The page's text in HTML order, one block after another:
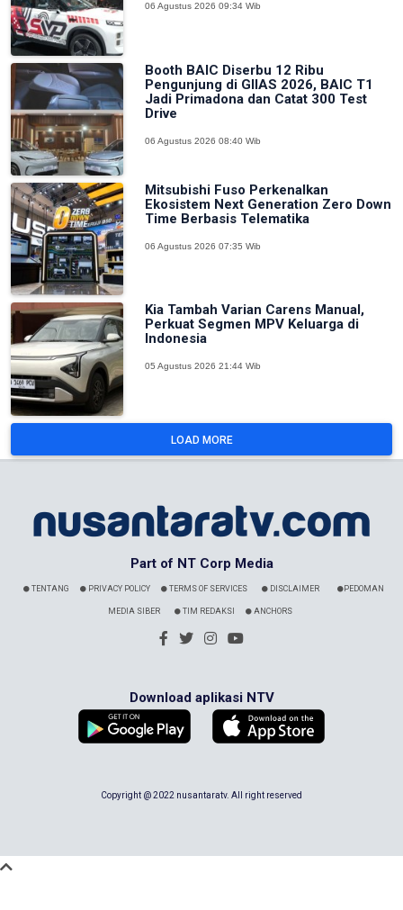
06 Agustus 2026 09:34 Wib
Booth BAIC Diserbu 12 Ribu
Pengunjung di GIIAS 2026, BAIC T1
Jadi Primadona dan Catat 300 Test
Drive
06 Agustus 2026 08:40 Wib
Mitsubishi Fuso Perkenalkan
Ekosistem Next Generation Zero Down
Time Berbasis Telematika
06 Agustus 2026 07:35 Wib
Kia Tambah Varian Carens Manual,
Perkuat Segmen MPV Keluarga di
Indonesia
05 Agustus 2026 21:44 Wib
LOAD MORE
Part of NT Corp Media
TENTANG PRIVACY POLICY TERMS OF SERVICES DISCLAIMER PEDOMAN
MEDIA SIBER TIM REDAKSI ANCHORS
Download aplikasi NTV
Copyright @ 2022 nusantaratv. All right reserved